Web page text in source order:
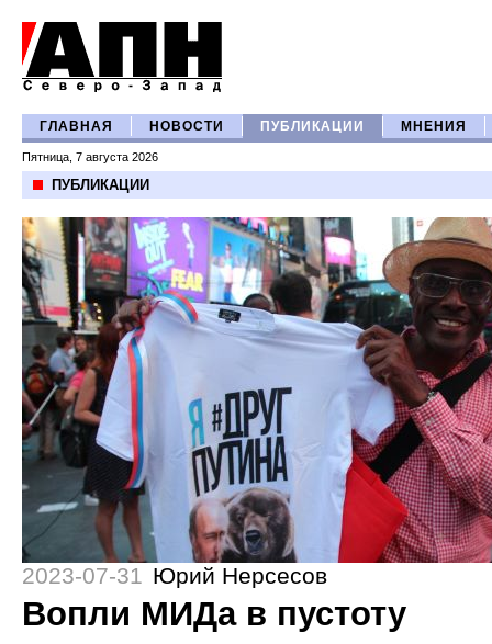
ГЛАВНАЯ НОВОСТИ ПУБЛИКАЦИИ МНЕНИЯ
Пятница, 7 августа 2026
ПУБЛИКАЦИИ
2023-07-31 Юрий Нерсесов
Вопли МИДа в пустоту